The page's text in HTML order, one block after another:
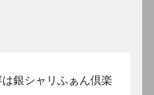
銀シャリふぁん倶楽